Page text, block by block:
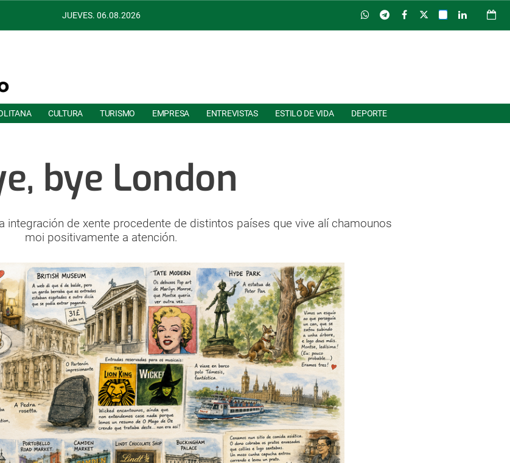
JUEVES. 06.08.2026
CULTURA TURISMO EMPRESA ENTREVISTAS ESTILO DE VIDA DEPORTE
bye London
integración de xente procedente de distintos países que vive alí chamounos
moi positivamente a atención.